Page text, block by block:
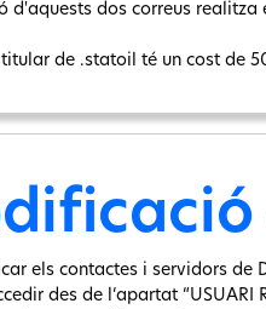
d'aquests dos correus realitza
de .statoil té un cost de
els contactes i servidors de
des de l‘apartat “USUARI